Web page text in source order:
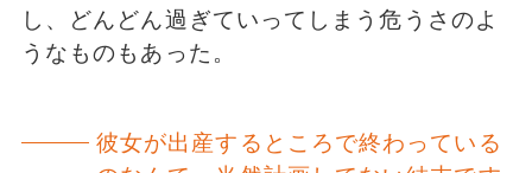
し、どんどん過ぎていってしまう危うさのよ
うなものもあった。
彼女が出産するところで終わっている